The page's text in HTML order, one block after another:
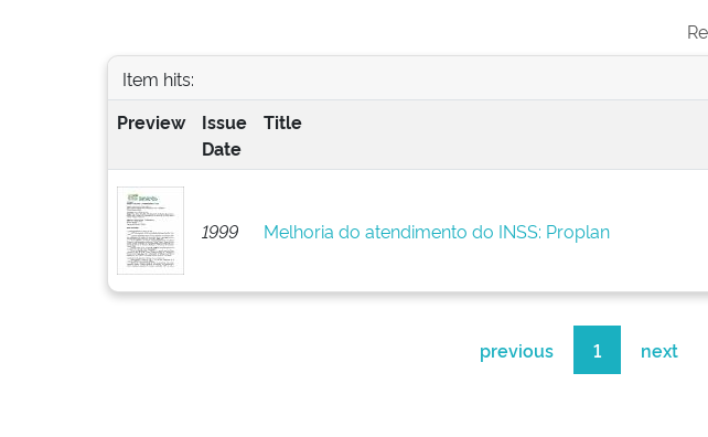
Item hits:
Preview
Issue
Date
Title
1999 Melhoria do atendimento do INSS: Proplan
previous 1 next